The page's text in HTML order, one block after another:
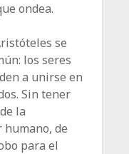
ondea.
se
los seres
a unirse en
Sin tener
la
de
para el